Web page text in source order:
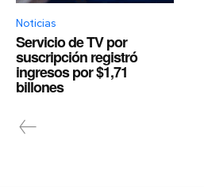
Noticias
Servicio de TV por
suscripción registró
ingresos por $1,71
billones